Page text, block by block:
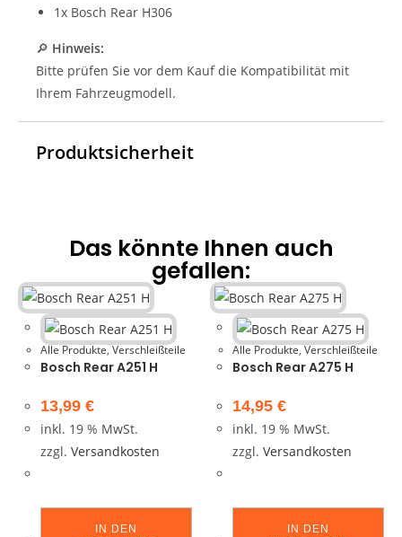
1x Bosch Rear H306
🔎 Hinweis:
Bitte prüfen Sie vor dem Kauf die Kompatibilität mit
Ihrem Fahrzeugmodell.
Produktsicherheit
Das könnte Ihnen auch
gefallen:
Alle Produkte,Verschleißteile
Bosch Rear A251 H
13,99 €
inkl. 19 % MwSt.
zzgl. Versandkosten
IN DEN
Alle Produkte,Verschleißteile
Bosch Rear A275 H
14,95 €
inkl. 19 % MwSt.
zzgl. Versandkosten
IN DEN